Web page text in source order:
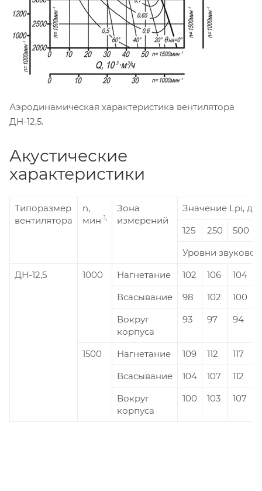
Аэродинамическая характеристика вентилятора
ДН-12,5.
Акустические
характеристики
Типоразмер
вентилятора
n,
мин-1,
Зона
измерений
Значение Lpi, дБ
125
250 500
Уровни
ДН-12,5
1000 Нагнетание 102 106 104
Всасывание
98 102 100
Вокруг
корпуса
93 97 94
1500 Нагнетание 109 112 117
Всасывание
104 107 112
Вокруг
корпуса
100 103 107